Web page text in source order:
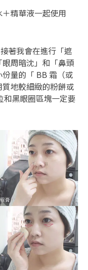
精華液一起使用
著我會在進行「遮
周暗沈」和「鼻頭
量的「 BB 霜（或
地較細緻的粉餅或
和黑眼圈區塊一定要